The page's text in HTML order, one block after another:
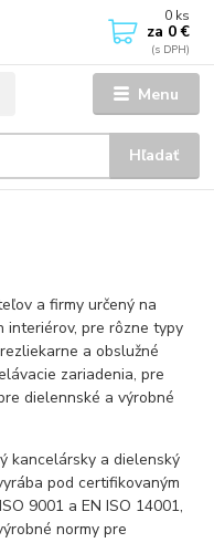
Menu
Hľadať
0 ks
za 0 €
a firmy určený na
interiérov, pre rôzne typy
a obslužné
zariadenia, pre
dielennské a výrobné
kancelársky a dielenský
pod certifikovaným
9001 a EN ISO 14001,
normy pre